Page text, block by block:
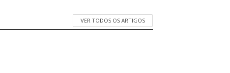
VER TODOS OS ARTIGOS